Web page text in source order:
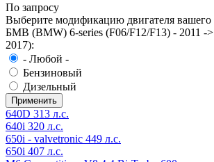
По запросу
Выберите модификацию двигателя вашего
БМВ (BMW) 6-series (F06/F12/F13) - 2011 ->
2017):
- Любой -
Бензиновый
Дизельный
640D 313 л.с.
640i 320 л.с.
650i - valvetronic 449 л.с.
650i 407 л.с.